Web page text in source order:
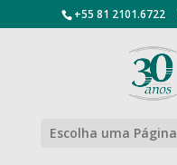
+55 81 2101.6722
Escolha uma Página